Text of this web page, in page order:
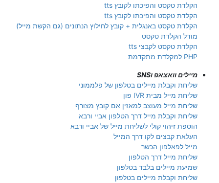
הקלדת טקסט והפיכתו לקובץ tts
הקלדת טקסט והפיכתו לקובץ tts
הקלדת טקסט באנגלית + קובץ לחילוץ הנתונים (גם הקשת מייל)
מודל הקלדת טקסט
הקלדת טקסט לקבצי tts
PHP למקלדת מתקדמת
מיילים וואצאפ וSNS
שליחת וקבלת מיילים בטלפון של פלממוני
שליחת מייל מבית IVR פון
שליחת מייל מעוצב למאזין אם קובץ מצורף
שליחת וקבלת מייל דרך הטלפון אביי ורבא
הוספת זיהוי קולי לשליחת מייל של אביי ורבא
העלאת קבצים לקו דרך המייל
מייל לפאלפון הכשר
שליחת מייל דרך הטלפון
שמיעת מיילים בלבד בטלפון
שליחת וקבלת מיילים בטלפון